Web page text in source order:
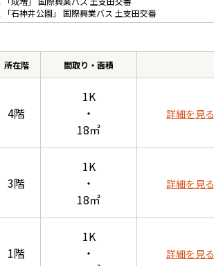
「石神井公園」 国際興業バス 土支田交番
所在階 間取り・面積
4階
1K
・
18㎡
詳細を見る
3階
1K
・
18㎡
詳細を見る
1階
1K
・
詳細を見る